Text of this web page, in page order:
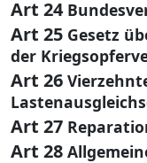
Art 24
Art 25 Gesetz
der
Art 26
Art 27
Art 28